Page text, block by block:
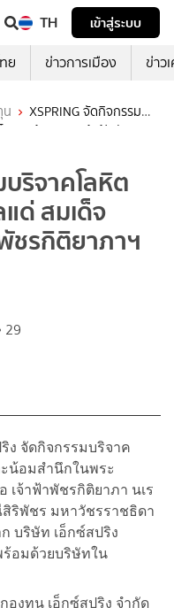
TH
เข้าสู่ระบบ
ย ข่าวการเมือง ข่าว
น
XSPRING จัดกิจกรรม
ระเจ้าลูกเธอ เจ้าฟ้าพัชรกิติ
ริจาคโลหิต
ด่ สมเด็จ
ชรกิติยาภาฯ
29
ง จัดกิจกรรมบริจาค
น้อมสำนึกในพระ
เจ้าฟ้าพัชรกิติยาภา นเร
ริพัชร มหาวัชรราชธิดา
บริษัท เอ็กซ์สปริง
ร้อมด้วยบริษัทใน
งทุน เอ็กซ์สปริง จำกัด